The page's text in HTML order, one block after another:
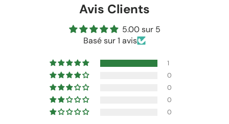
Avis Clients
5.00 sur 5
Basé sur 1 avis
1
0
0
0
0